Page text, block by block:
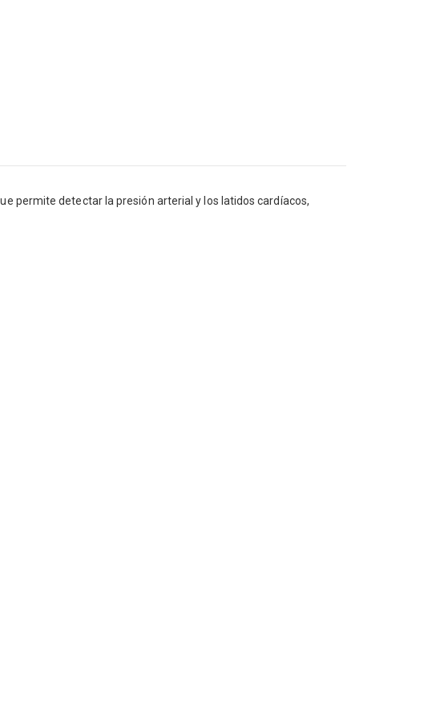
permite detectar la presión arterial y los latidos cardíacos,